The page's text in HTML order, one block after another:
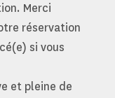
Merci
réservation
si vous
et pleine de